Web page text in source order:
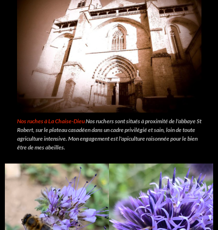
Nos ruches à La Chaise-DieuNos ruchers sont situés à proximité de l'abbaye St
Robert, sur le plateau casadéen dans un cadre privilégié et sain, loin de toute
agriculture intensive. Mon engagement est l'apiculture raisonnée pour le bien
être de mes abeilles.